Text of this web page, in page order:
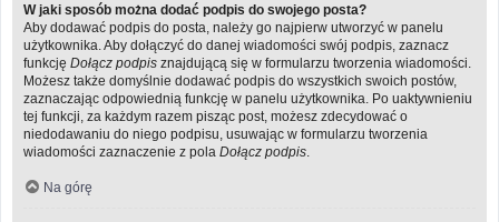
W jaki sposób można dodać podpis do swojego posta?
Aby dodawać podpis do posta, należy go najpierw utworzyć w panelu
użytkownika. Aby dołączyć do danej wiadomości swój podpis, zaznacz
funkcję Dołącz podpis znajdującą się w formularzu tworzenia wiadomości.
Możesz także domyślnie dodawać podpis do wszystkich swoich postów,
zaznaczając odpowiednią funkcję w panelu użytkownika. Po uaktywnieniu
tej funkcji, za każdym razem pisząc post, możesz zdecydować o
niedodawaniu do niego podpisu, usuwając w formularzu tworzenia
wiadomości zaznaczenie z pola Dołącz podpis
Na górę